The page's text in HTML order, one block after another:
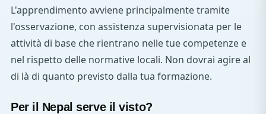
L'apprendimento avviene principalmente tramite
l'osservazione, con assistenza supervisionata per le
attività di base che rientrano nelle tue competenze e
nel rispetto delle normative locali. Non dovrai agire al
di là di quanto previsto dalla tua formazione.
Per il Nepal serve il visto?